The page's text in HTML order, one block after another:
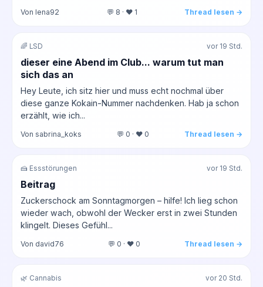
Von lena92 💬 8 · ❤️ 1 Thread lesen →
🌈 LSD vor 19 Std.
dieser eine Abend im Club... warum tut man
sich das an
Hey Leute, ich sitz hier und muss echt nochmal über
diese ganze Kokain-Nummer nachdenken. Hab ja schon
erzählt, wie ich...
Von sabrina_koks 💬 0 · ❤️ 0 Thread lesen →
🍰 Essstörungen vor 19 Std.
Beitrag
Zuckerschock am Sonntagmorgen – hilfe! Ich lieg schon
wieder wach, obwohl der Wecker erst in zwei Stunden
klingelt. Dieses Gefühl...
Von david76 💬 0 · ❤️ 0 Thread lesen →
🌿 Cannabis vor 20 Std.